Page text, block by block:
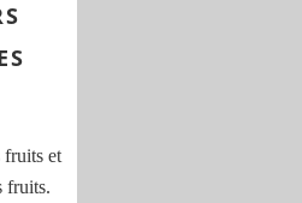
fruits et
fruits.